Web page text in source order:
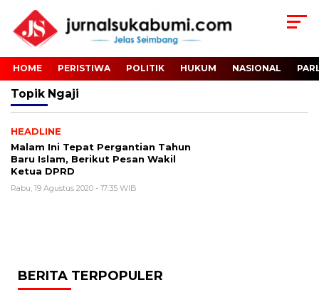
HOME PERISTIWA POLITIK HUKUM NASIONAL
Topik Ngaji
HEADLINE
Malam Ini Tepat Pergantian Tahun
Baru Islam, Berikut Pesan Wakil
Ketua DPRD
Rabu, 19 Agustus 2020 - 17:35 WIB
BERITA TERPOPULER